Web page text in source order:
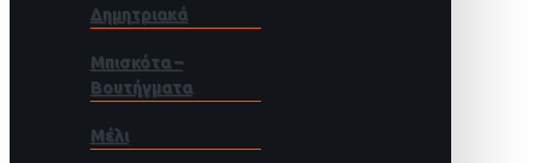
Δημητριακά
Μπισκότα –
Βουτήγματα
Μέλι